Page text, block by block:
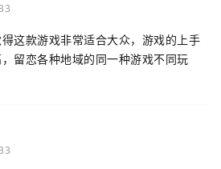
这款游戏非常适合大众，游戏的上手
留恋各种地域的同一种游戏不同玩